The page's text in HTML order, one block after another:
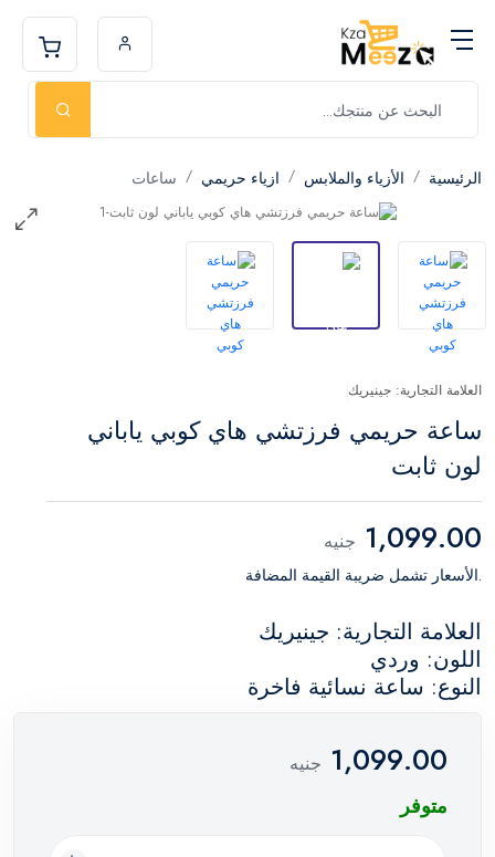
الرئيسية الأزياء والملابس ازياء حريمي ساعات
العلامة التجارية: جينيريك
ساعة حريمي فرزتشي هاي كوبي ياباني
لون ثابت
1,099.00 جنيه
.الأسعار تشمل ضريبة القيمة المضافة
العلامة التجارية: جينيريك
اللون: وردي
النوع: ساعة نسائية فاخرة
1,099.00 جنيه
متوفر